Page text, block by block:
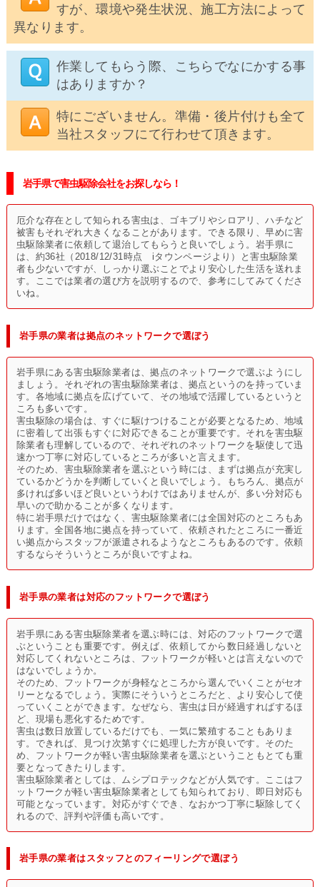
すが、環境や発生状況、施工方法によって
異なります。
作業してもらう際、こちらでなにかする事
はありますか？
特にございません。準備・後片付けも全て
当社スタッフにて行わせて頂きます。
岩手県で害虫駆除会社をお探しなら！
厄介な存在として知られる害虫は、ゴキブリやシロアリ、ハチなど
被害もそれぞれ大きくなることがあります。できる限り、早めに害
虫駆除業者に依頼して退治してもらうと良いでしょう。岩手県に
は、約36社（2018/12/31時点 iタウンページより）と害虫駆除業
者も少ないですが、しっかり選ぶことでより安心した生活を送れま
す。ここでは業者の選び方を説明するので、参考にしてみてくださ
いね。
岩手県の業者は拠点のネットワークで選ぼう
岩手県にある害虫駆除業者は、拠点のネットワークで選ぶようにし
ましょう。それぞれの害虫駆除業者は、拠点というのを持っていま
す。各地域に拠点を広げていて、その地域で活躍しているというと
ころも多いです。
害虫駆除の場合は、すぐに駆けつけることが必要となるため、地域
に密着して出張もすぐに対応できることが重要です。それを害虫駆
除業者も理解しているので、それぞれのネットワークを駆使して迅
速かつ丁寧に対応しているところが多いと言えます。
そのため、害虫駆除業者を選ぶという時には、まずは拠点が充実し
ているかどうかを判断していくと良いでしょう。もちろん、拠点が
多ければ多いほど良いというわけではありませんが、多い分対応も
早いので助かることが多くなります。
特に岩手県だけではなく、害虫駆除業者には全国対応のところもあ
ります。全国各地に拠点を持っていて、依頼されたところに一番近
い拠点からスタッフが派遣されるようなところもあるのです。依頼
するならそういうところが良いですよね。
岩手県の業者は対応のフットワークで選ぼう
岩手県にある害虫駆除業者を選ぶ時には、対応のフットワークで選
ぶということも重要です。例えば、依頼してから数日経過しないと
対応してくれないところは、フットワークが軽いとは言えないので
はないでしょうか。
そのため、フットワークが身軽なところから選んでいくことがセオ
リーとなるでしょう。実際にそういうところだと、より安心して使
っていくことができます。なぜなら、害虫は日が経過すればするほ
ど、現場も悪化するためです。
害虫は数日放置しているだけでも、一気に繁殖することもありま
す。できれば、見つけ次第すぐに処理した方が良いです。そのた
め、フットワークが軽い害虫駆除業者を選ぶということもとても重
要となってきたりします。
害虫駆除業者としては、ムシプロテックなどが人気です。ここはフ
ットワークが軽い害虫駆除業者としても知られており、即日対応も
可能となっています。対応がすぐでき、なおかつ丁寧に駆除してく
れるので、評判や評価も高いです。
岩手県の業者はスタッフとのフィーリングで選ぼう